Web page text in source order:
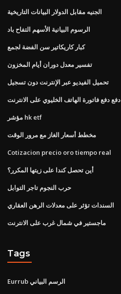
الجنيه مقابل الدولار البيانات التاريخية
الرسوم البيانية الأسهم التفاح باد
كبار كاريكاتير سن الفضة لجمع
تفسير معدل دوران أيام المخزون
تحميل الفيديو عبر الإنترنت دون تسجيل
دفع دفع فاتورة الهاتف الخليوي على الانترنت
مؤشر hk etf
مخطط أسعار الغاز مع مرور الوقت
Cotizacion precio oro tiempo real
أين تحصل كندا على زيتها المكرر؟
حرب النجوم تاجر التوابل
السندات تؤثر على معدلات الرهن العقاري
ماجستير في شمال غرب على الانترنت
Tags
Eurrub الرسم البياني